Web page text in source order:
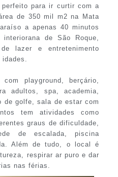
para ir curtir com a
de 350 mil m2 na Mata
a apenas 40 minutos
de São Roque,
lazer e entretenimento
idades.
playground, berçário,
adultos, spa, academia,
de golfe, sala de estar com
tem atividades como
graus de dificuldade,
de escalada, piscina
Além de tudo, o local é
respirar ar puro e dar
nas férias.